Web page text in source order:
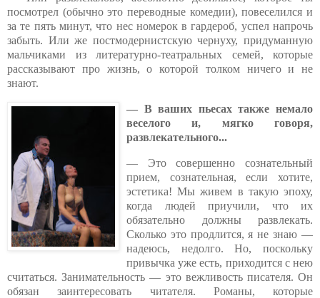
посмотрел (обычно это переводные комедии), повеселился и
за те пять минут, что нес номерок в гардероб, успел напрочь
забыть. Или же постмодернистскую чернуху, придуманную
мальчиками из литературно-театральных семей, которые
рассказывают про жизнь, о которой толком ничего и не
знают.
— В ваших пьесах также немало
веселого и, мягко говоря,
развлекательного...
— Это совершенно сознательный
прием, сознательная, если хотите,
эстетика! Мы живем в такую эпоху,
когда людей приучили, что их
обязательно должны развлекать.
Сколько это продлится, я не знаю —
надеюсь, недолго. Но, поскольку
привычка уже есть, приходится с нею
считаться. Занимательность — это вежливость писателя. Он
обязан заинтересовать читателя. Романы, которые